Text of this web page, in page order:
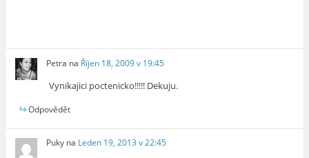
Petra na Říjen 18, 2009 v 19:45
Vynikajici poctenicko!!!!! Dekuju.
Odpovědět
Puky na Leden 19, 2013 v 22:45